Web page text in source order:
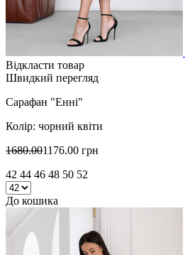
Відкласти товар
Швидкий перегляд
Сарафан "Енні"
Колір: чорний квіти
1680.001176.00 грн
42 44 46 48 50 52
До кошика